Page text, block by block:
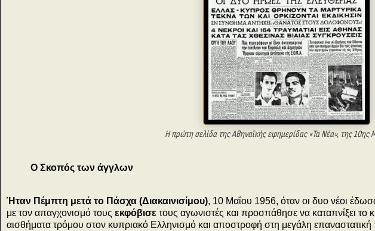
Η πρώτη σελίδα τηςΑθηναϊκήςεφημερίδας «Τα Νέα», της 10ης
Ο Σκοπός των άγγλων
Ήταν Πέμπτη μετά το Πάσχα (Διακαινισίμου), 10 Μαΐου 1956, όταν οι δυο νέοι
με τον απαγχονισμό τους εκφόβισε τους αγωνιστές και προσπάθησε να καταπνίξει το
αισθήματα τρόμου στον κυπριακό Ελληνισμό και αποστροφή στη μεγάλη